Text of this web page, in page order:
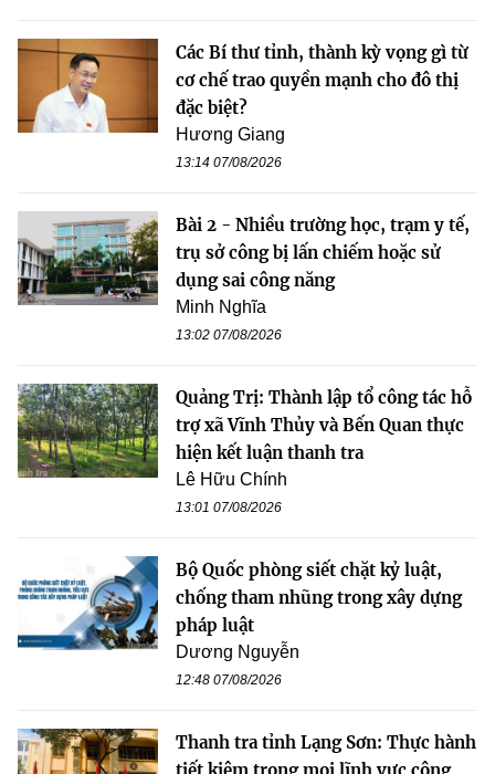
Các Bí thư tỉnh, thành kỳ vọng gì từ
cơ chế trao quyền mạnh cho đô thị
đặc biệt?
Hương Giang
13:14 07/08/2026
Bài 2 - Nhiều trường học, trạm y tế,
trụ sở công bị lấn chiếm hoặc sử
dụng sai công năng
Minh Nghĩa
13:02 07/08/2026
Quảng Trị: Thành lập tổ công tác hỗ
trợ xã Vĩnh Thủy và Bến Quan thực
hiện kết luận thanh tra
Lê Hữu Chính
13:01 07/08/2026
Bộ Quốc phòng siết chặt kỷ luật,
chống tham nhũng trong xây dựng
pháp luật
Dương Nguyễn
12:48 07/08/2026
Thanh tra tỉnh Lạng Sơn: Thực hành